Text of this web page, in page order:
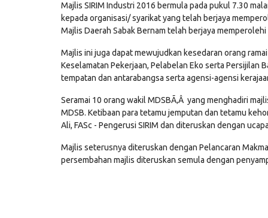
Majlis SIRIM Industri 2016 bermula pada pukul 7.30
kepada organisasi/ syarikat yang telah berjaya
Majlis Daerah Sabak Bernam telah berjaya
Majlis ini juga dapat mewujudkan kesedaran orang
Keselamatan Pekerjaan, Pelabelan Eko serta Persijilan
tempatan dan antarabangsa serta agensi-agensi
Seramai 10 orang wakil MDSBÃ‚Â yang menghadiri
MDSB. Ketibaan para tetamu jemputan dan tetamu
Ali, FASc - Pengerusi SIRIM dan diteruskan dengan
Majlis seterusnya diteruskan dengan Pelancaran
persembahan majlis diteruskan semula dengan